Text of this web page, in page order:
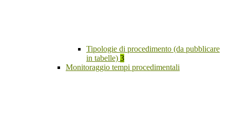
Tipologie di procedimento (da pubblicare
in tabelle) 3
Monitoraggio tempi procedimentali